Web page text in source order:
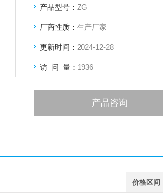
产品型号： ZG
厂商性质： 生产厂家
更新时间： 2024-12-28
访 问 量： 1936
产品咨询
价格区间